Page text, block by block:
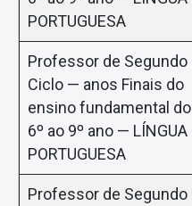
PORTUGUESA
Professor de Segundo
Ciclo — anos Finais do
ensino fundamental do
6º ao 9º ano — LÍNGUA
PORTUGUESA
Professor de Segundo